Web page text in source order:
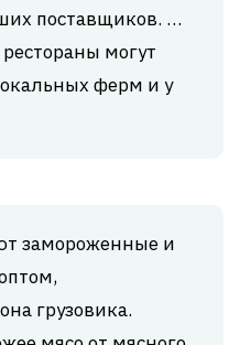
поставщиков. …
могут
ферм и у
замороженные и
грузовика.